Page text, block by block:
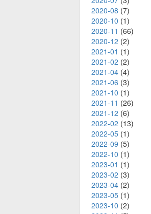
2020-08 (7)
2020-10 (1)
2020-11 (66)
2020-12 (2)
2021-01 (1)
2021-02 (2)
2021-04(4)
2021-06 (3)
2021-10 (1)
2021-11 (26)
2021-12 (6)
2022-02 (13)
2022-05(1)
2022-09 (5)
2022-10 (1)
2023-01 (1)
2023-02 (3)
2023-04(2)
2023-05(1)
2023-10 (2)